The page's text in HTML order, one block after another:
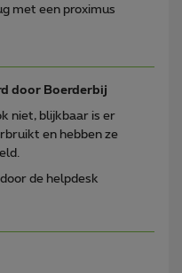
met een proximus
door Boerderbij
niet, blijkbaar is er
en hebben ze
de helpdesk